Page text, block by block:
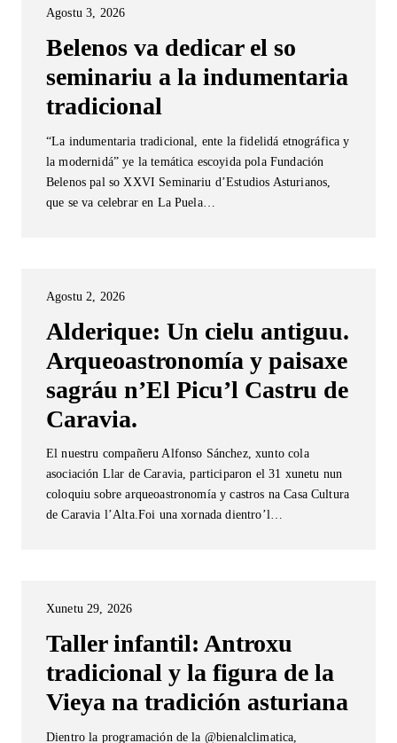
Agostu 3, 2026
Belenos va dedicar el so
seminariu a la indumentaria
tradicional
“La indumentaria tradicional, ente la fidelidá etnográfica y
la modernidá” ye la temática escoyida pola Fundación
Belenos pal so XXVI Seminariu d’Estudios Asturianos,
que se va celebrar en La Puela…
Agostu 2, 2026
Alderique: Un cielu antiguu.
Arqueoastronomía y paisaxe
sagráu n’El Picu’l Castru de
Caravia.
El nuestru compañeru Alfonso Sánchez, xunto cola
asociación Llar de Caravia, participaron el 31 xunetu nun
coloquiu sobre arqueoastronomía y castros na Casa Cultura
de Caravia l’Alta.Foi una xornada dientro’l…
Xunetu 29, 2026
Taller infantil: Antroxu
tradicional y la figura de la
Vieya na tradición asturiana
Dientro la programación de la @bienalclimatica,